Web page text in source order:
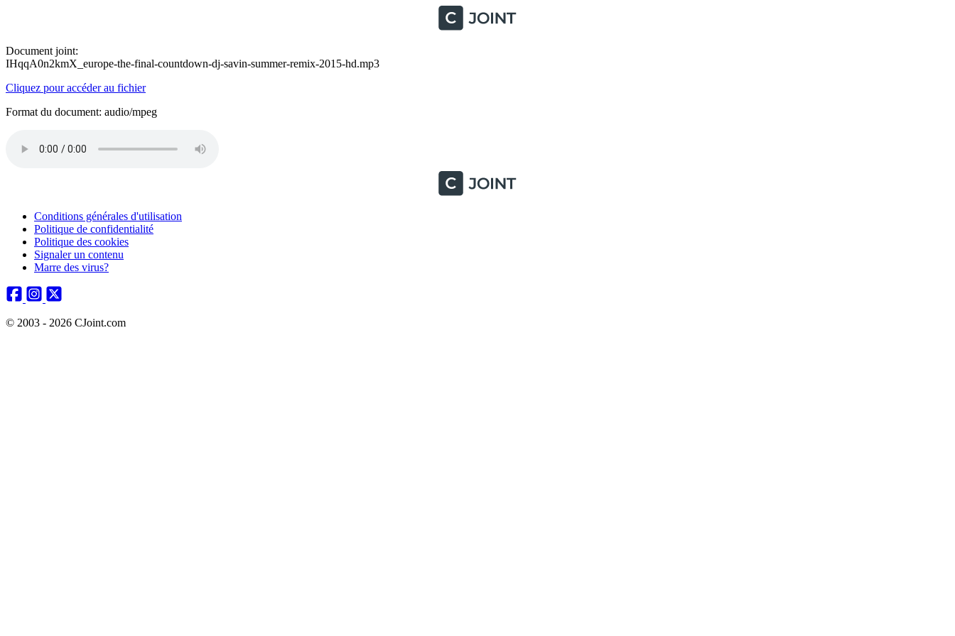
Document joint:
IHqqA0n2kmX_europe-the-final-countdown-dj-savin-summer-remix-2015-hd.mp3
Cliquez pour accéder au fichier
Format du document: audio/mpeg
Conditions générales d'utilisation
Politique de confidentialité
Politique des cookies
Signaler un contenu
Marre des virus?
© 2003 - 2026 CJoint.com